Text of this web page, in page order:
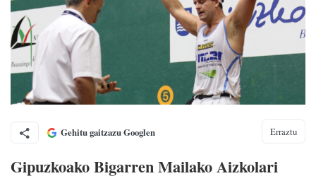
Gehitu gaitzazu Googlen Erraztu
Gipuzkoako Bigarren Mailako Aizkolari